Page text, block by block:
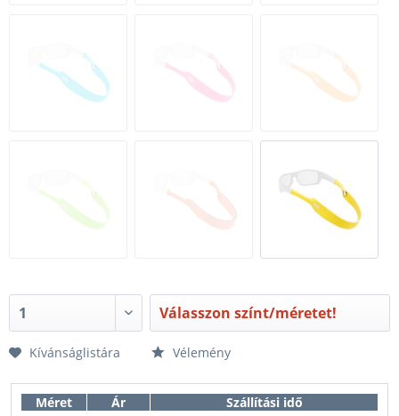
Válasszon színt/méretet!
Kívánságlistára Vélemény
Méret Ár
Szállítási idő